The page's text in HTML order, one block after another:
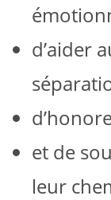
d’aider
et de
leur